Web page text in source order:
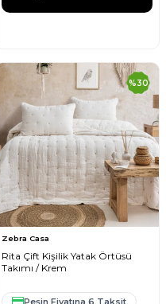
%30
Zebra Casa
Rita Çift Kişilik Yatak Örtüsü
Takımı / Krem
Peşin Fiyatına 6 Taksit